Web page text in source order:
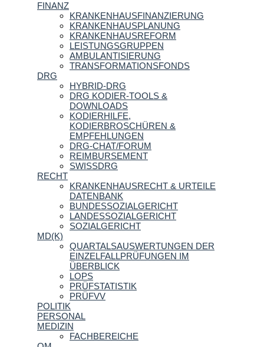
FINANZ
KRANKENHAUSFINANZIERUNG
KRANKENHAUSPLANUNG
KRANKENHAUSREFORM
LEISTUNGSGRUPPEN
AMBULANTISIERUNG
TRANSFORMATIONSFONDS
DRG
HYBRID-DRG
DRG KODIER-TOOLS &
DOWNLOADS
KODIERHILFE,
KODIERBROSCHÜREN &
EMPFEHLUNGEN
DRG-CHAT/FORUM
REIMBURSEMENT
SWISSDRG
RECHT
KRANKENHAUSRECHT & URTEILE
DATENBANK
BUNDESSOZIALGERICHT
LANDESSOZIALGERICHT
SOZIALGERICHT
MD(K)
QUARTALSAUSWERTUNGEN DER
EINZELFALLPRÜFUNGEN IM
ÜBERBLICK
LOPS
PRÜFSTATISTIK
PRÜFVV
POLITIK
PERSONAL
MEDIZIN
FACHBEREICHE